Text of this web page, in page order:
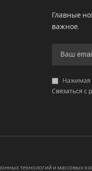
Главные
важное.
Нажимая
Связаться с
технологий и массовых